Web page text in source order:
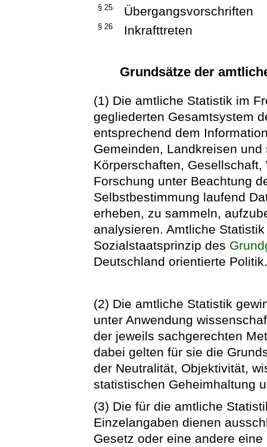
§ 25 Übergangsvorschriften
§ 26 Inkrafttreten
Grundsätze der
(1) Die amtliche Statistik im
gegliederten Gesamtsystem
entsprechend dem
Gemeinden, Landkreisen
Körperschaften,
Forschung unter Beachtung
Selbstbestimmung laufend
erheben, zu sammeln,
analysieren. Amtliche
Sozialstaatsprinzip des
Deutschlandorientierte
(2) Die amtliche Statistik
unter Anwendung
der jeweils sachgerechten
dabei gelten für sie die
der Neutralität, Objektivität,
statistischen Geheimhaltung
(3) Die für die amtliche
Einzelangaben dienen
Gesetz oder eine andere